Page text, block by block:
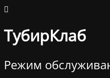
ТубирКлаб
Режим